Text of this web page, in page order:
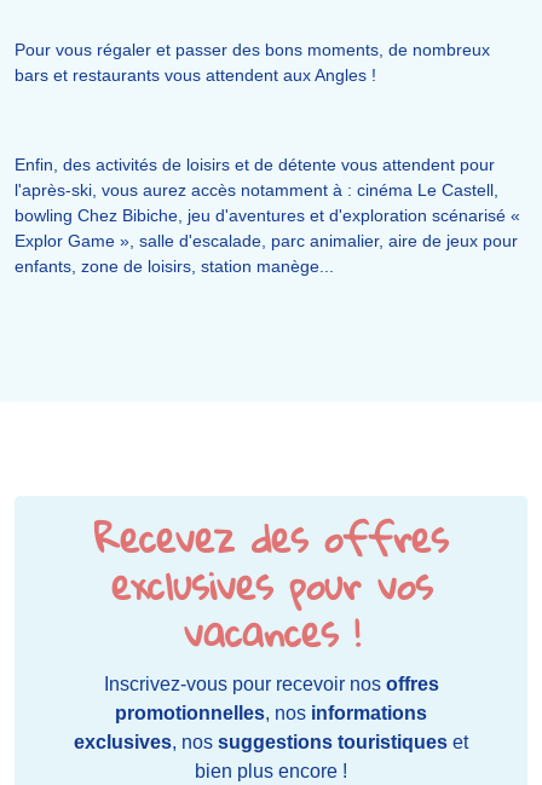
Pour vous régaler et passer des bons moments, de nombreux
bars et restaurants vous attendent aux Angles !
Enfin, des activités de loisirs et de détente vous attendent pour
l'après-ski, vous aurez accès notamment à : cinéma Le Castell,
bowling Chez Bibiche, jeu d'aventures et d'exploration scénarisé «
Explor Game », salle d'escalade, parc animalier, aire de jeux pour
enfants, zone de loisirs, station manège...
Recevez des offres
exclusives pour vos
vacances !
Inscrivez-vous pour recevoir nos offres
promotionnelles, nos informations
exclusives, nos suggestions touristiques et
bien plus encore !